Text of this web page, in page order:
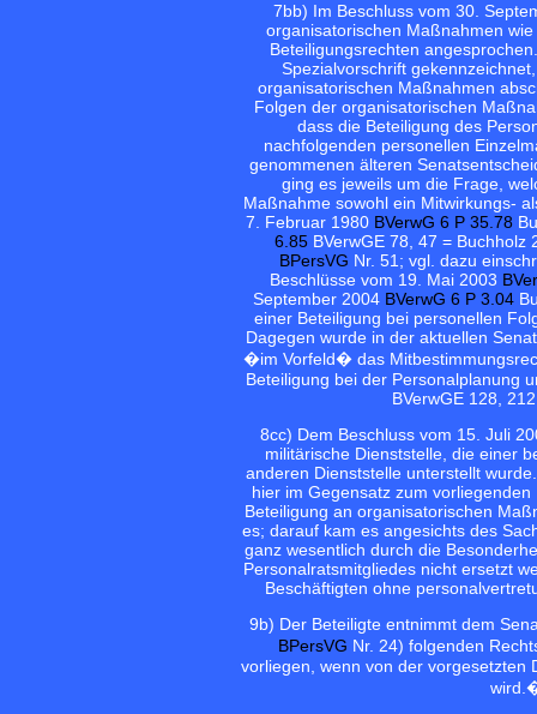
7bb) Im Beschluss vom 30.
organisatorischen Maßnahmen
Beteiligungsrechten
Spezialvorschrift
organisatorischen Maßnahmen
Folgen der organisatorischen
dass die Beteiligung des
nachfolgenden personellen
genommenen älteren
ging es jeweils um die Frage,
Maßnahme sowohl ein Mitwirkungs-
7. Februar 1980 BVerwG 6 P 35.78
6.85BVerwGE 78, 47 = Buchholz
BPersVG Nr. 51; vgl. dazu
Beschlüsse vom 19. Mai 2003
September 2004 BVerwG 6 P 3.04
einer Beteiligung bei personellen
Dagegen wurde in der aktuellen
�im Vorfeld� das
Beteiligung bei der Personalplanung
BVerwGE 128,
8cc) Dem Beschluss vom 15. Juli
militärische Dienststelle, die einer
anderen Dienststelle unterstellt
hier im Gegensatz zum
Beteiligung an organisatorischen
es; darauf kam es angesichts des
ganz wesentlich durch die
Personalratsmitgliedes nicht ersetzt
Beschäftigten ohne
9b) Der Beteiligte entnimmt dem
BPersVG Nr. 24) folgenden
vorliegen, wenn von der vorgesetzten